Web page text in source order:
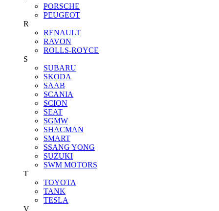
PORSCHE
PEUGEOT
R
RENAULT
RAVON
ROLLS-ROYCE
S
SUBARU
SKODA
SAAB
SCANIA
SCION
SEAT
SGMW
SHACMAN
SMART
SSANG YONG
SUZUKI
SWM MOTORS
T
TOYOTA
TANK
TESLA
V